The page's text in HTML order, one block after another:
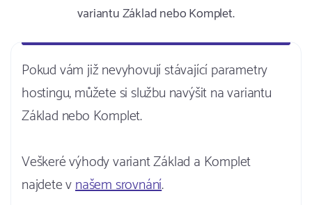
variantu Základ nebo Komplet.
Pokud vám již nevyhovují stávající parametry
hostingu, můžete si službu navýšit na variantu
Základ nebo Komplet.
Veškeré výhody variant Základ a Komplet
najdete vnašem srovnání.